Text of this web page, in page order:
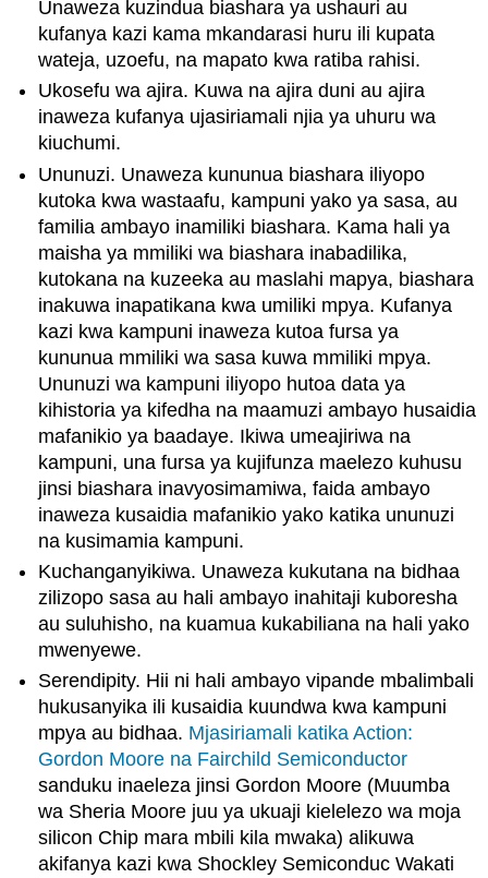
Unaweza kuzindua biashara ya ushauri au
kufanya kazi kama mkandarasi huru ili kupata
wateja, uzoefu, na mapato kwa ratiba rahisi.
Ukosefu wa ajira. Kuwa na ajira duni au ajira
inaweza kufanya ujasiriamali njia ya uhuru wa
kiuchumi.
Ununuzi. Unaweza kununua biashara iliyopo
kutoka kwa wastaafu, kampuni yako ya sasa, au
familia ambayo inamiliki biashara. Kama hali ya
maisha ya mmiliki wa biashara inabadilika,
kutokana na kuzeeka au maslahi mapya, biashara
inakuwa inapatikana kwa umiliki mpya. Kufanya
kazi kwa kampuni inaweza kutoa fursa ya
kununua mmiliki wa sasa kuwa mmiliki mpya.
Ununuzi wa kampuni iliyopo hutoa data ya
kihistoria ya kifedha na maamuzi ambayo husaidia
mafanikio ya baadaye. Ikiwa umeajiriwa na
kampuni, una fursa ya kujifunza maelezo kuhusu
jinsi biashara inavyosimamiwa, faida ambayo
inaweza kusaidia mafanikio yako katika ununuzi
na kusimamia kampuni.
Kuchanganyikiwa. Unaweza kukutana na bidhaa
zilizopo sasa au hali ambayo inahitaji kuboresha
au suluhisho, na kuamua kukabiliana na hali yako
mwenyewe.
Serendipity. Hii ni hali ambayo vipande mbalimbali
hukusanyika ili kusaidia kuundwa kwa kampuni
mpya au bidhaa. Mjasiriamali katika Action:
Gordon Moore na Fairchild Semiconductor
sanduku inaeleza jinsi Gordon Moore (Muumba
wa Sheria Moore juu ya ukuaji kielelezo wa moja
silicon Chip mara mbili kila mwaka) alikuwa
akifanya kazi kwa Shockley Semiconduc Wakati